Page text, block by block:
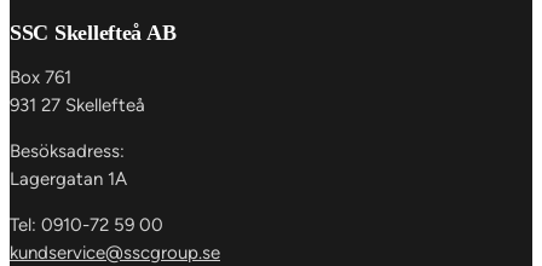
SSC Skellefteå AB
Box 761
931 27 Skellefteå
Besöksadress:
Lagergatan 1A
Tel: 0910-72 59 00
kundservice@sscgroup.se